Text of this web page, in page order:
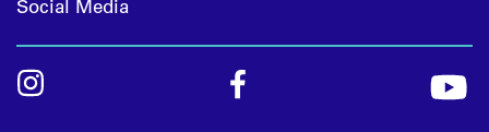
Social Media